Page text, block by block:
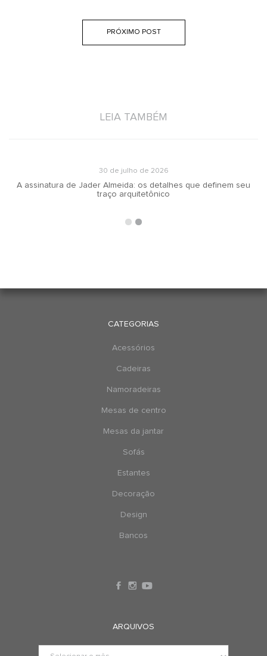
PRÓXIMO POST
LEIA TAMBÉM
30 de julho de 2026
A assinatura de Jader Almeida: os detalhes que definem seu
traço arquitetônico
CATEGORIAS
Acessórios
Cadeiras
Namoradeiras
Mesas de centro
Mesas da jantar
Sofás
Estantes
Decoração
Design
Bancos
ARQUIVOS